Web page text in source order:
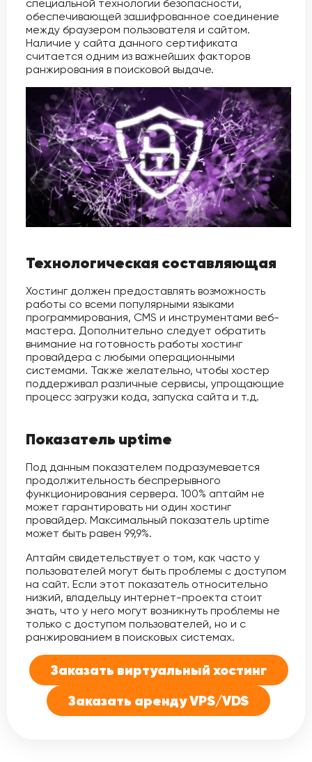
специальной технологии безопасности,
обеспечивающей зашифрованное соединение
между браузером пользователя и сайтом.
Наличие у сайта данного сертификата
считается одним из важнейших факторов
ранжирования в поисковой выдаче.
Технологическая составляющая
Хостинг должен предоставлять возможность
работы со всеми популярными языками
программирования, CMS и инструментами веб-
мастера. Дополнительно следует обратить
внимание на готовность работы хостинг
провайдера с любыми операционными
системами. Также желательно, чтобы хостер
поддерживал различные сервисы, упрощающие
процесс загрузки кода, запуска сайта и т.д.
Показатель uptime
Под данным показателем подразумевается
продолжительность беспрерывного
функционирования сервера. 100% аптайм не
может гарантировать ни один хостинг
провайдер. Максимальный показатель uptime
может быть равен 99,9%.
Аптайм свидетельствует о том, как часто у
пользователей могут быть проблемы с доступом
на сайт. Если этот показатель относительно
низкий, владельцу интернет-проекта стоит
знать, что у него могут возникнуть проблемы не
только с доступом пользователей, но и с
ранжированием в поисковых системах.
Заказать виртуальный хостинг
Заказать аренду VPS/VDS